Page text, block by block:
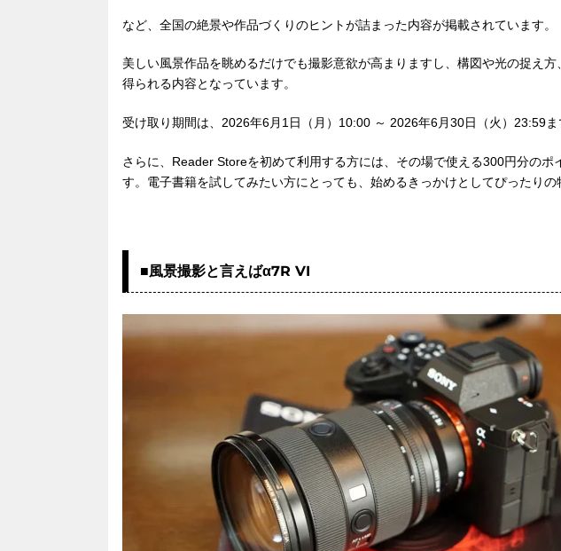
など、全国の絶景や作品づくりのヒントが詰まった内容が掲載されています。
美しい風景作品を眺めるだけでも撮影意欲が高まりますし、構図や光の捉え
得られる内容となっています。
受け取り期間は、2026年6月1日（月）10:00 ～ 2026年6月30日（火）23:59ま
さらに、Reader Storeを初めて利用する方には、その場で使える300円分のポ
す。電子書籍を試してみたい方にとっても、始めるきっかけとしてぴったりの
■風景撮影と言えばα7R VI